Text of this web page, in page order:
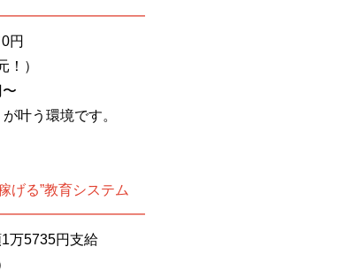
円
！）
叶う環境です。
げる”教育システム
万5735円支給